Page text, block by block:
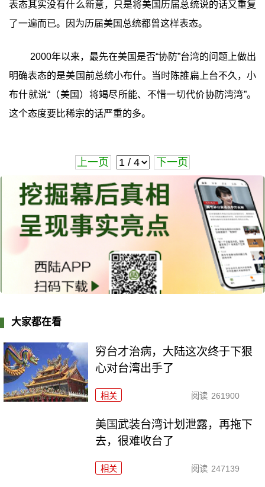
表态其实没有什么新意，只是将美国历届总统说的话又重复
了一遍而已。因为历届美国总统都曾这样表态。
2000年以来，最先在美国是否“协防”台湾的问题上做出
明确表态的是美国前总统小布什。当时陈誰扁上台不久，小
布什就说“（美国）将竭尽所能、不惜一切代价协防湾湾”。
这个态度要比稀宗的话严重的多。
上一页 下一页
大家都在看
穷台才治病，大陆这次终于下狠
心对台湾出手了
相关 阅读 261900
美国武装台湾计划泄露，再拖下
去，很难收台了
相关 阅读 247139